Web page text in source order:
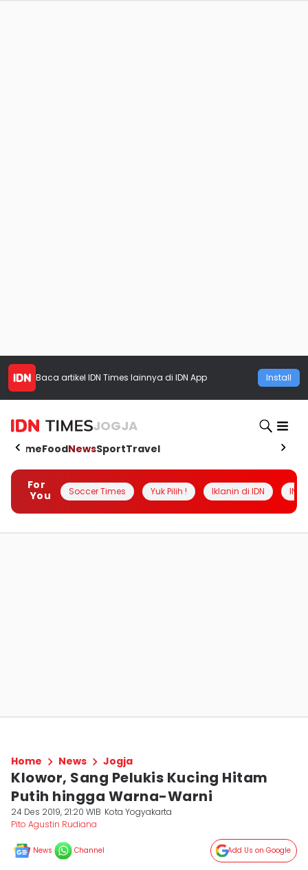
Baca artikel IDN Times lainnya di IDN App Install
JOGJA
HomeFoodNewsSportTravel
For
You
Soccer Times Yuk Pilih ! Iklanin di IDN
Home News Jogja
Klowor, Sang Pelukis Kucing Hitam
Putih hingga Warna-Warni
24 Des 2019, 21:20 WIB Kota Yogyakarta
Pito Agustin Rudiana
News Channel Add Us on Google